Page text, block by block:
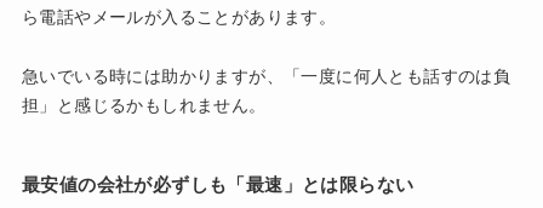
ら電話やメールが入ることがあります。
急いでいる時には助かりますが、「一度に何人とも話すのは負
担」と感じるかもしれません。
最安値の会社が必ずしも「最速」とは限らない